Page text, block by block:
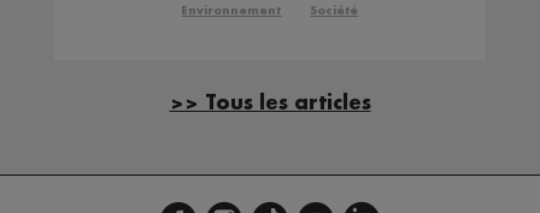
Environnement Société
>> Tous les articles